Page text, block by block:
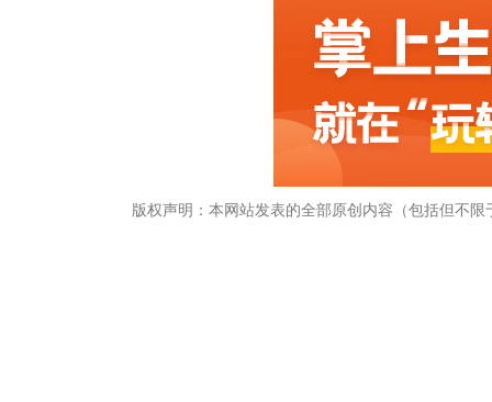
版权声明：本网站发表的全部原创内容（包括但不